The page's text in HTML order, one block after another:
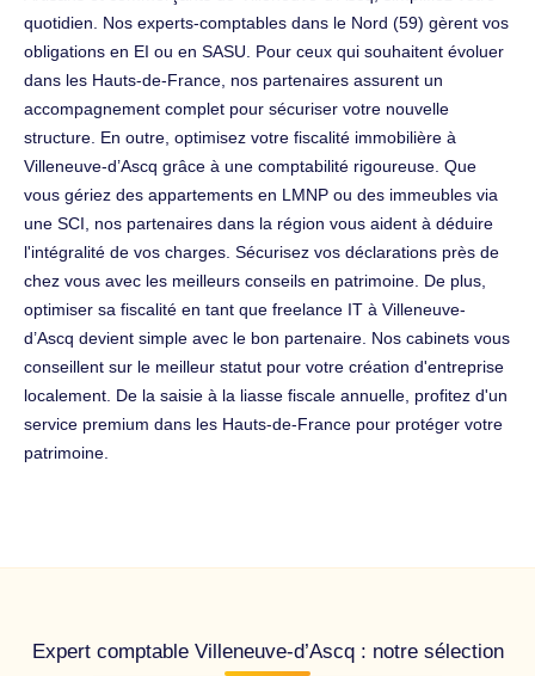
quotidien. Nos experts-comptables dans le Nord (59) gèrent vos
obligations en EI ou en SASU. Pour ceux qui souhaitent évoluer
dans les Hauts-de-France, nos partenaires assurent un
accompagnement complet pour sécuriser votre nouvelle
structure. En outre, optimisez votre fiscalité immobilière à
Villeneuve-d’Ascq grâce à une comptabilité rigoureuse. Que
vous gériez des appartements en LMNP ou des immeubles via
une SCI, nos partenaires dans la région vous aident à déduire
l'intégralité de vos charges. Sécurisez vos déclarations près de
chez vous avec les meilleurs conseils en patrimoine. De plus,
optimiser sa fiscalité en tant que freelance IT à Villeneuve-
d’Ascq devient simple avec le bon partenaire. Nos cabinets vous
conseillent sur le meilleur statut pour votre création d'entreprise
localement. De la saisie à la liasse fiscale annuelle, profitez d'un
service premium dans les Hauts-de-France pour protéger votre
patrimoine.
Expert comptable Villeneuve-d’Ascq : notre sélection